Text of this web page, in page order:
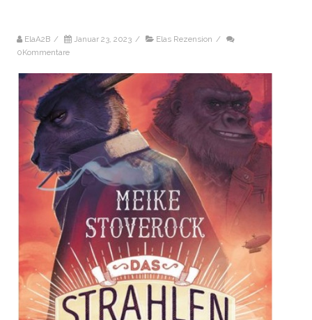
ElaA2B / Januar 23, 2023 / Elas Rezension /
0Kommentare